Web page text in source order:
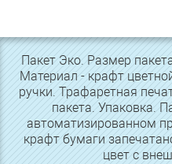
Пакет Эко. Размер
Материал - крафт
ручки. Трафаретная
пакета. Упаковка.
автоматизированном
крафт бумаги
цвет с